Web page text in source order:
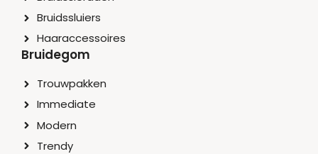
Bruidssluiers
Haaraccessoires
Bruidegom
Trouwpakken
Immediate
Modern
Trendy